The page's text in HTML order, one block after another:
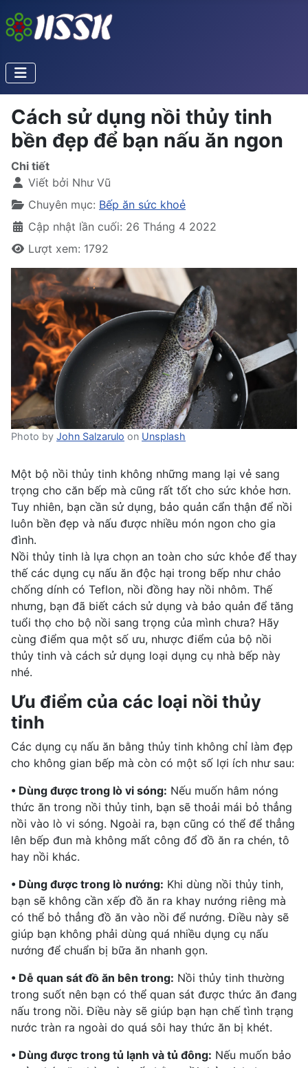
Cách sử dụng nồi thủy tinh
bền đẹp để bạn nấu ăn ngon
Chi tiết
Viết bởi Như Vũ
Chuyên mục: Bếp ăn sức khoẻ
Cập nhật lần cuối: 26 Tháng 4 2022
Lượt xem: 1792
Photo by John Salzarulo on Unsplash
Một bộ nồi thủy tinh không những mang lại vẻ sang
trọng cho căn bếp mà cũng rất tốt cho sức khỏe hơn.
Tuy nhiên, bạn cần sử dụng, bảo quản cẩn thận để nồi
luôn bền đẹp và nấu được nhiều món ngon cho gia
đình.
Nồi thủy tinh là lựa chọn an toàn cho sức khỏe để thay
thế các dụng cụ nấu ăn độc hại trong bếp như chảo
chống dính có Teflon, nồi đồng hay nồi nhôm. Thế
nhưng, bạn đã biết cách sử dụng và bảo quản để tăng
tuổi thọ cho bộ nồi sang trọng của mình chưa? Hãy
cùng điểm qua một số ưu, nhược điểm của bộ nồi
thủy tinh và cách sử dụng loại dụng cụ nhà bếp này
nhé.
Ưu điểm của các loại nồi thủy
tinh
Các dụng cụ nấu ăn bằng thủy tinh không chỉ làm đẹp
cho không gian bếp mà còn có một số lợi ích như sau:
• Dùng được trong lò vi sóng: Nếu muốn hâm nóng
thức ăn trong nồi thủy tinh, bạn sẽ thoải mái bỏ thẳng
nồi vào lò vi sóng. Ngoài ra, bạn cũng có thể để thẳng
lên bếp đun mà không mất công đổ đồ ăn ra chén, tô
hay nồi khác.
• Dùng được trong lò nướng: Khi dùng nồi thủy tinh,
bạn sẽ không cần xếp đồ ăn ra khay nướng riêng mà
có thể bỏ thẳng đồ ăn vào nồi để nướng. Điều này sẽ
giúp bạn không phải dùng quá nhiều dụng cụ nấu
nướng để chuẩn bị bữa ăn nhanh gọn.
• Dễ quan sát đồ ăn bên trong: Nồi thủy tinh thường
trong suốt nên bạn có thể quan sát được thức ăn đang
nấu trong nồi. Điều này sẽ giúp bạn hạn chế tình trạng
nước tràn ra ngoài do quá sôi hay thức ăn bị khét.
• Dùng được trong tủ lạnh và tủ đông: Nếu muốn bảo